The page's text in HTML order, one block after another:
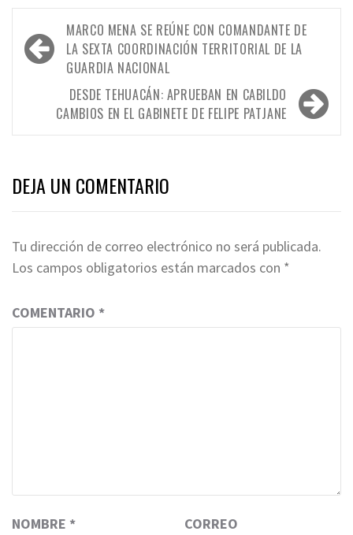
Navegación
de
entradas
MARCO MENA SE REÚNE CON COMANDANTE DE
LA SEXTA COORDINACIÓN TERRITORIAL DE LA
GUARDIA NACIONAL
DESDE TEHUACÁN: APRUEBAN EN CABILDO
CAMBIOS EN EL GABINETE DE FELIPE PATJANE
DEJA UN COMENTARIO
Tu dirección de correo electrónico no será publicada.
Los campos obligatorios están marcados con *
COMENTARIO *
NOMBRE *
CORREO